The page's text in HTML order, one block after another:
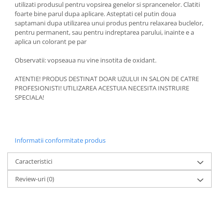
utilizati produsul pentru vopsirea genelor si sprancenelor. Clatiti
foarte bine parul dupa aplicare. Asteptati cel putin doua
saptamani dupa utilizarea unui produs pentru relaxarea buclelor,
pentru permanent, sau pentru indreptarea parului, inainte e a
aplica un colorant pe par
Observatii: vopseaua nu vine insotita de oxidant.
ATENTIE! PRODUS DESTINAT DOAR UZULUI IN SALON DE CATRE
PROFESIONISTI! UTILIZAREA ACESTUIA NECESITA INSTRUIRE
SPECIALA!
Informatii conformitate produs
Caracteristici
Review-uri(0)